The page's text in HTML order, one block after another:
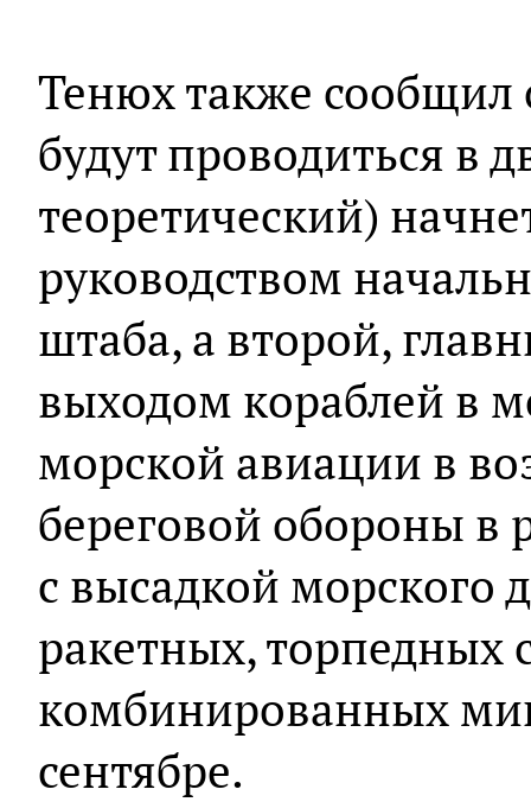
Тенюх также
будут проводиться в
теоретический)
руководством
штаба, а второй,
выходом кораблей в
морской авиации в
береговой обороны в
с высадкой морского
ракетных, торпедных
комбинированных
сентябре.